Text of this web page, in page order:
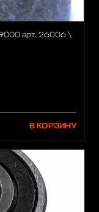
арт. 26006 \
В КОРЗИНУ